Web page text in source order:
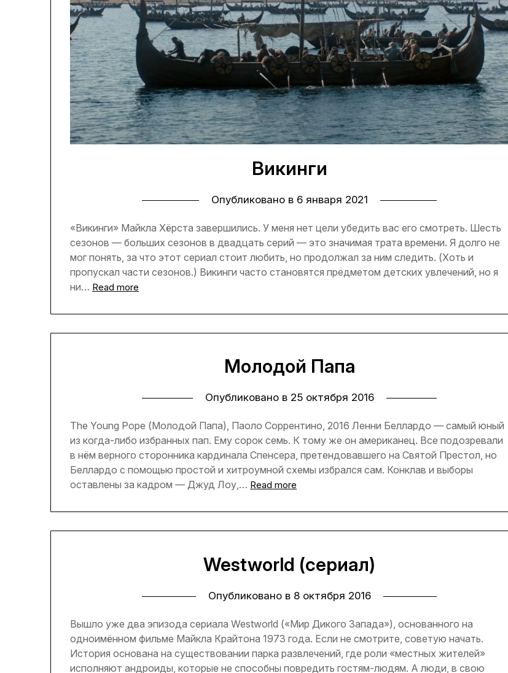
Викинги
Опубликовано в 6 января 2021
«Викинги» Майкла Хёрста завершились. У меня нет цели убедить вас его смотреть. Шесть
сезонов — больших сезонов в двадцать серий — это значимая трата времени. Я долго не
мог понять, за что этот сериал стоит любить, но продолжал за ним следить. (Хоть и
пропускал части сезонов.) Викинги часто становятся предметом детских увлечений, но я
ни… Read more
Молодой Папа
Опубликовано в 25 октября 2016
The Young Pope (Молодой Папа), Паоло Соррентино, 2016 Ленни Беллардо — самый юный
из когда-либо избранных пап. Ему сорок семь. К тому же он американец. Все подозревали
в нём верного сторонника кардинала Спенсера, претендовавшего на Святой Престол, но
Беллардо с помощью простой и хитроумной схемы избрался сам. Конклав и выборы
оставлены за кадром — Джуд Лоу,… Read more
Westworld (сериал)
Опубликовано в 8 октября 2016
Вышло уже два эпизода сериала Westworld («Мир Дикого Запада»), основанного на
одноимённом фильме Майкла Крайтона 1973 года. Если не смотрите, советую начать.
История основана на существовании парка развлечений, где роли «местных жителей»
исполняют андроиды, которые не способны повредить гостям-людям. А люди, в свою